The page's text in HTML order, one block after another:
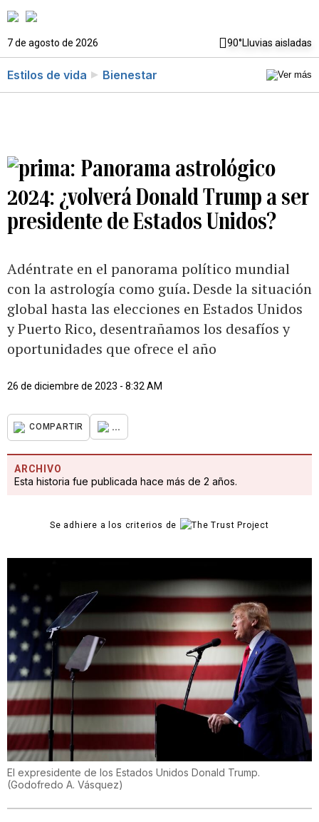
7 de agosto de 2026 90°Lluvias aisladas
Estilos de vida Bienestar
Panorama astrológico
2024: ¿volverá Donald Trump a ser
presidente de Estados Unidos?
Adéntrate en el panorama político mundial
con la astrología como guía. Desde la situación
global hasta las elecciones en Estados Unidos
y Puerto Rico, desentrañamos los desafíos y
oportunidades que ofrece el año
26 de diciembre de 2023 - 8:32 AM
COMPARTIR ...
ARCHIVO
Esta historia fue publicada hace más de 2 años.
Se adhiere a los criterios de
El expresidente de los Estados Unidos Donald Trump.
(Godofredo A. Vásquez)